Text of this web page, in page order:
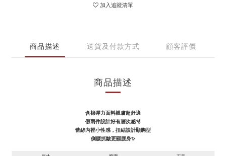
加入追蹤清單
商品描述 送貨及付款方式 顧客評價
商品描述
含棉彈力面料親膚超舒適
假兩件設計好有層次感🫧
蕾絲內裡小性感，扭結設計顯胸型
側腰抓皺更顯腰身✨